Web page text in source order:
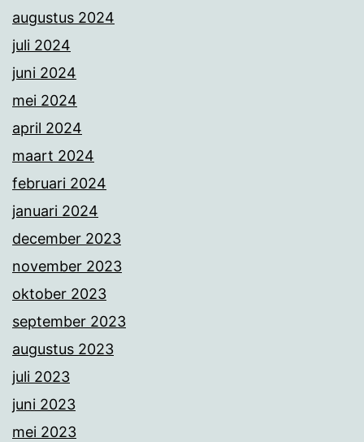
augustus 2024
juli 2024
juni 2024
mei 2024
april 2024
maart 2024
februari 2024
januari 2024
december 2023
november 2023
oktober 2023
september 2023
augustus 2023
juli 2023
juni 2023
mei 2023